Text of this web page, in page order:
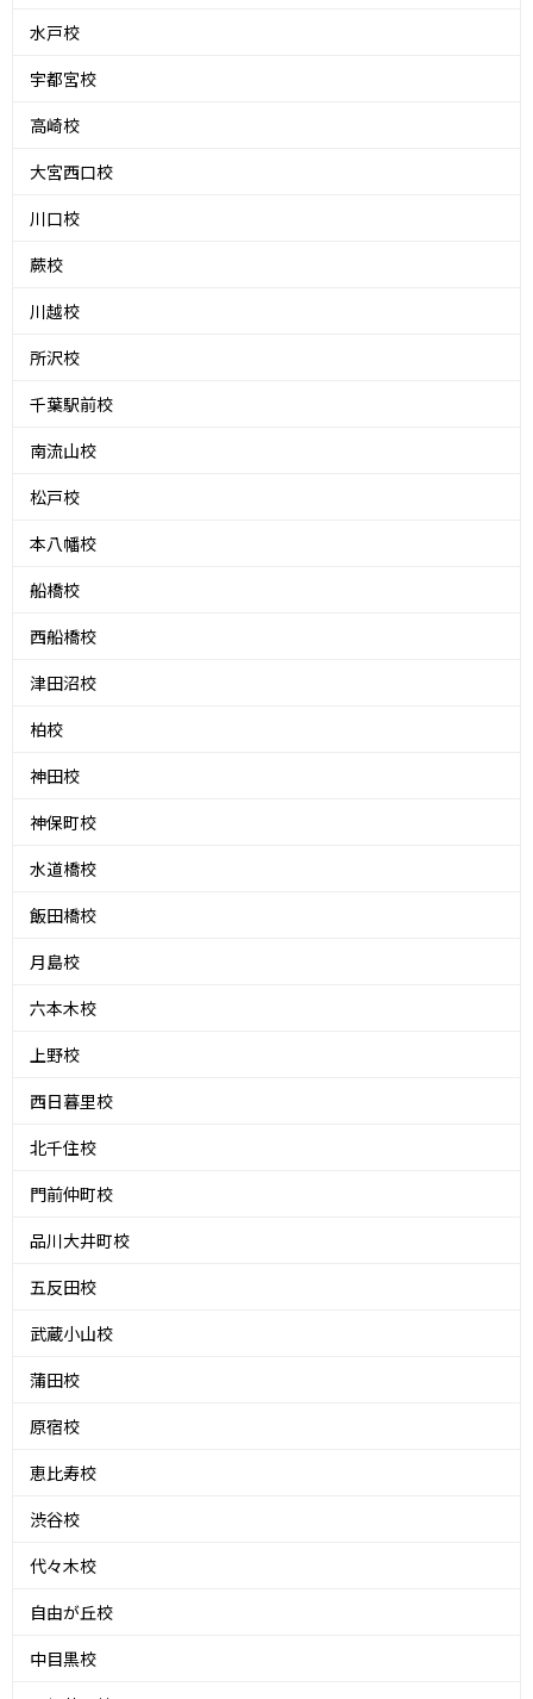
水戸校
宇都宮校
高崎校
大宮西口校
川口校
蕨校
川越校
所沢校
千葉駅前校
南流山校
松戸校
本八幡校
船橋校
西船橋校
津田沼校
柏校
神田校
神保町校
水道橋校
飯田橋校
月島校
六本木校
上野校
西日暮里校
北千住校
門前仲町校
品川大井町校
五反田校
武蔵小山校
蒲田校
原宿校
恵比寿校
渋谷校
代々木校
自由が丘校
中目黒校